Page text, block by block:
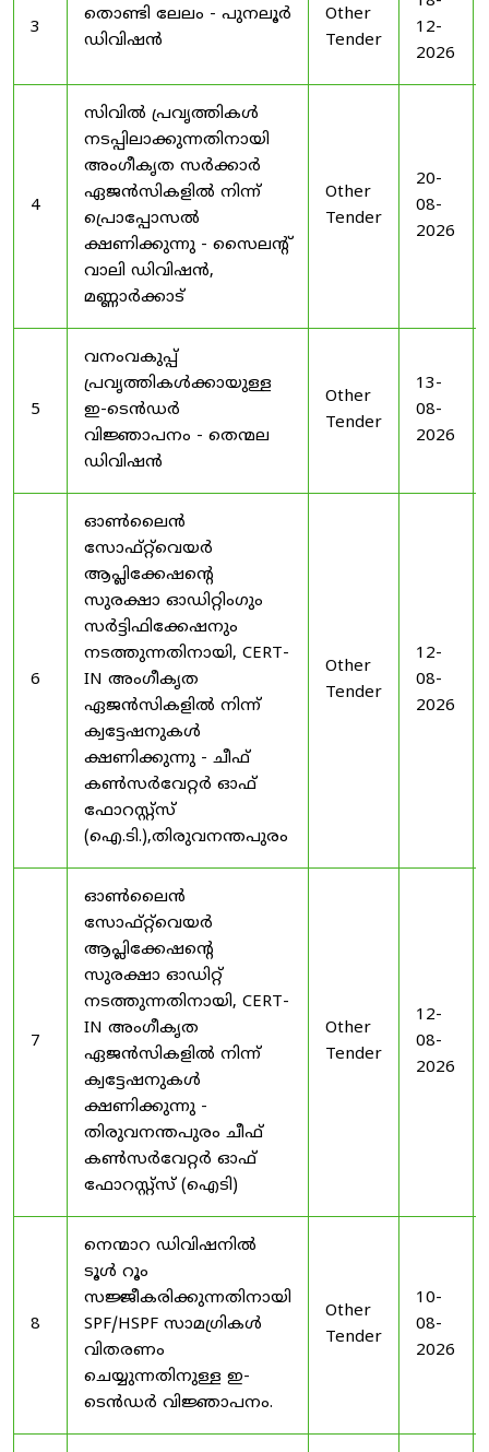
3
തൊണ്ടി ലേലം - പുനലൂർ
ഡിവിഷൻ
Other
Tender
12-
2026
4
സിവിൽ പ്രവൃത്തികൾ
നടപ്പിലാക്കുന്നതിനായി
അംഗീകൃത സർക്കാർ
ഏജൻസികളിൽ നിന്ന്
പ്രൊപ്പോസൽ
ക്ഷണിക്കുന്നു - സൈലന്റ്
വാലി ഡിവിഷൻ,
മണ്ണാർക്കാട്
Other
Tender
20-
08-
2026
5
വനംവകുപ്പ്
പ്രവൃത്തികൾക്കായുള്ള
ഇ-ടെൻഡർ
വിജ്ഞാപനം - തെന്മല
ഡിവിഷൻ
Other
Tender
13-
08-
2026
6
ഓൺലൈൻ
സോഫ്റ്റ്‌വെയർ
ആപ്ലിക്കേഷന്റെ
സുരക്ഷാ ഓഡിറ്റിംഗും
സർട്ടിഫിക്കേഷനും
നടത്തുന്നതിനായി, CERT-
IN അംഗീകൃത
ഏജൻസികളിൽ നിന്ന്
ക്വട്ടേഷനുകൾ
ക്ഷണിക്കുന്നു - ചീഫ്
കൺസർവേറ്റർ ഓഫ്
ഫോറസ്റ്റ്സ്
(ഐ.ടി.),തിരുവനന്തപുരം
Other
Tender
12-
08-
2026
7
ഓൺലൈൻ
സോഫ്റ്റ്‌വെയർ
ആപ്ലിക്കേഷന്റെ
സുരക്ഷാ ഓഡിറ്റ്
നടത്തുന്നതിനായി, CERT-
IN അംഗീകൃത
ഏജൻസികളിൽ നിന്ന്
ക്വട്ടേഷനുകൾ
ക്ഷണിക്കുന്നു -
തിരുവനന്തപുരം ചീഫ്
കൺസർവേറ്റർ ഓഫ്
ഫോറസ്റ്റ്സ് (ഐടി)
Other
Tender
12-
08-
2026
8
നെന്മാറ ഡിവിഷനിൽ
ടൂൾ റൂം
സജ്ജീകരിക്കുന്നതിനായി
SPF/HSPF സാമഗ്രികൾ
വിതരണം
ചെയ്യുന്നതിനുള്ള ഇ-
ടെൻഡർ വിജ്ഞാപനം.
Other
Tender
10-
08-
2026